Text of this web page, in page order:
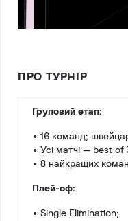
ПРО ТУРНІР
Груповий етап:
• 16 команд;
• Усі матчі — best of
• 8 найкращих
Плей-оф:
• Single Elimination;